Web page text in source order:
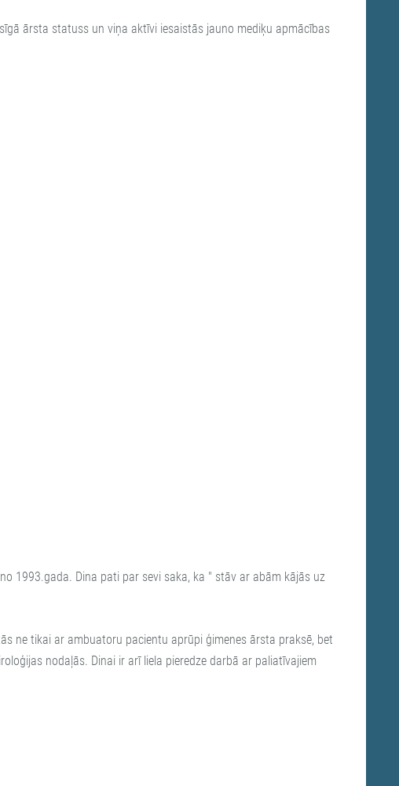
ārsta statuss un viņa aktīvi iesaistās jauno mediķu apmācības
1993.gada. Dina pati par sevi saka, ka " stāv ar abām kājās uz
ne tikai ar ambuatoru pacientu aprūpi ģimenes ārsta praksē, bet
nodaļās. Dinai ir arī liela pieredze darbā ar paliatīvajiem